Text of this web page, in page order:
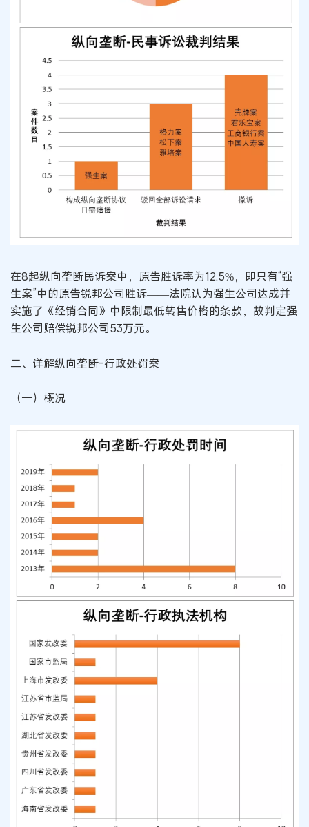
在8起纵向垄断民诉案中，原告胜诉率为12.5%，即只有“强
生案”中的原告锐邦公司胜诉——法院认为强生公司达成并
实施了《经销合同》中限制最低转售价格的条款，故判定强
生公司赔偿锐邦公司53万元。
二、详解纵向垄断-行政处罚案
（一）概况